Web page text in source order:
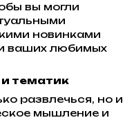
вы могли
новинками
ваших любимых
тематик
развлечься, но и
мышление и